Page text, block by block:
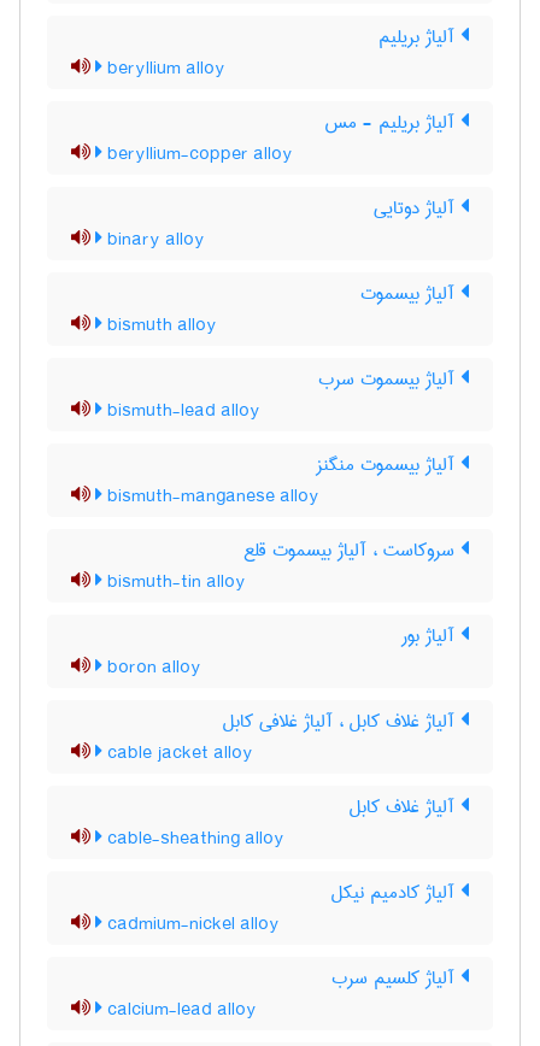
آلیاژ بریلیم
beryllium alloy
آلیاژ بریلیم - مس
beryllium-copper alloy
آلیاژ دوتایی
binary alloy
آلیاژ بیسموت
bismuth alloy
آلیاژ بیسموت سرب
bismuth-lead alloy
آلیاژ بیسموت منگنز
bismuth-manganese alloy
سروکاست ، آلیاژ بیسموت قلع
bismuth-tin alloy
آلیاژ بور
boron alloy
آلیاژ غلاف کابل ، آلیاژ غلافی کابل
cable jacket alloy
آلیاژ غلاف کابل
cable-sheathing alloy
آلیاژ کادمیم نیکل
cadmium-nickel alloy
آلیاژ کلسیم سرب
calcium-lead alloy